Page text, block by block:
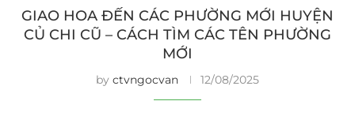
GIAO HOA ĐẾN CÁC PHƯỜNG MỚI HUYỆN
CỦ CHI CŨ – CÁCH TÌM CÁC TÊN PHƯỜNG
MỚI
by ctvngocvan 12/08/2025